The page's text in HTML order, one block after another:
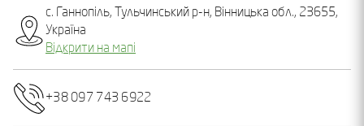
с. Ганнопіль, Тульчинський р-н, Вінницька обл., 23655,
Україна
Відкрити на мапі
+38 097 743 6922